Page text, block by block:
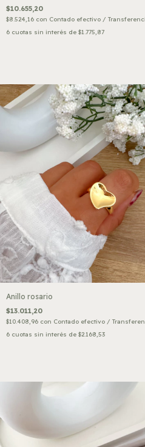
$10.655,20
$8.524,16 con Contado efectivo /
6 cuotas sin interés de $1.775,87
Anillo rosario
$13.011,20
$10.408,96 con Contado efectivo /
6 cuotas sin interés de $2.168,53